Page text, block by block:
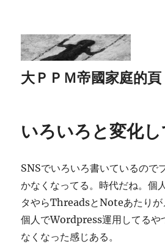
大ＰＰＭ帝國家庭的頁
いろいろと変化
SNSでいろいろ書いているので
かなくなってる。時代だね。個
タやらThreadsとNoteあたりが
個人でWordpress運用してるや
なくなった感じある。